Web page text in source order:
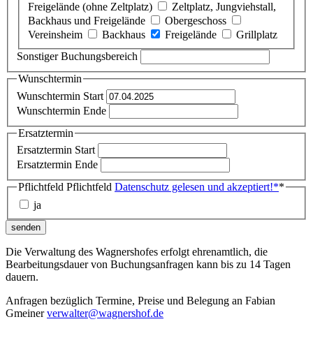
Freigelände (ohne Zeltplatz)
Zeltplatz, Jungviehstall,
Backhaus und Freigelände
Obergeschoss
Vereinsheim
Backhaus Freigelände
Grillplatz
Sonstiger Buchungsbereich
Wunschtermin
Wunschtermin Start
Wunschtermin Ende
Ersatztermin
Ersatztermin Start
Ersatztermin Ende
Pflichtfeld Pflichtfeld Datenschutz gelesen und akzeptiert!**
ja
senden
Die Verwaltung des Wagnershofes erfolgt ehrenamtlich, die
Bearbeitungsdauer von Buchungsanfragen kann bis zu 14 Tagen
dauern.
Anfragen bezüglich Termine, Preise und Belegung an Fabian
Gmeinerverwalter@wagnershof.de